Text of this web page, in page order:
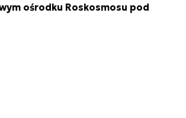
ośrodku Roskosmosu pod